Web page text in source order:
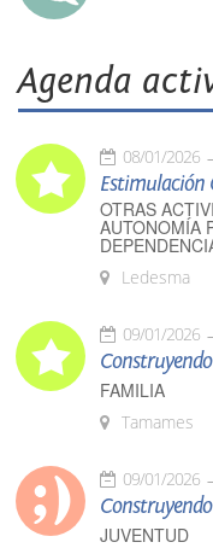
Agenda
08/01/2026
Estimulación
OTRAS
AUTONOMÍA
Ledesma
09/01/2026
FAMILIA
Tamames
09/01/2026
JUVENTUD